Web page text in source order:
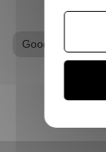
Goodies Star